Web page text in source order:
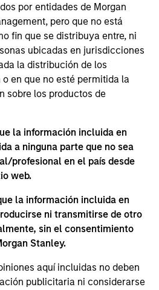
por entidades de Morgan
pero que no está
fin que se distribuya entre, ni
ubicadas en jurisdicciones
la distribución de los
en que no esté permitida la
sobre los productos de
la información incluida en
a ninguna parte que no sea
profesional en el país desde
web.
la información incluida en
ni transmitirse de otro
sin el consentimiento
Stanley.
aquí incluidas no deben
publicitaria ni considerarse
investments. Prior to
was a summer analyst
Investment Banking Division
HSBC in Retail Banking
He graduated from the
and received a B.S.
with
from the Wharton School
College of Arts and